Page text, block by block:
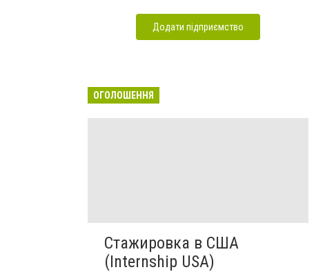
Додати підприємство
ОГОЛОШЕННЯ
Стажировка в США
(Internship USA)